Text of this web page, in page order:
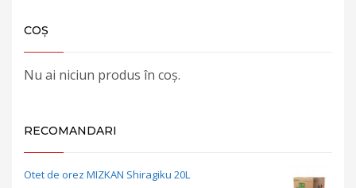
COȘ
Nu ai niciun produs în coș.
RECOMANDARI
Otet de orez MIZKAN Shiragiku 20L